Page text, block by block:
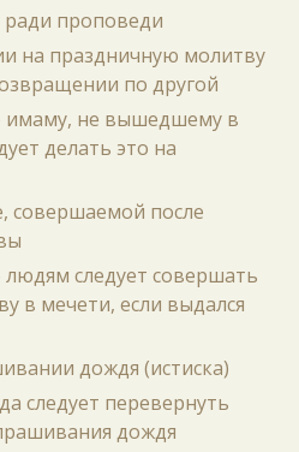
ради проповеди
на праздничную молитву
по другой
имаму, не вышедшему в
делать это на
совершаемой после
людям следует совершать
в мечети, если выдался
дождя (истиска)
следует перевернуть
дождя